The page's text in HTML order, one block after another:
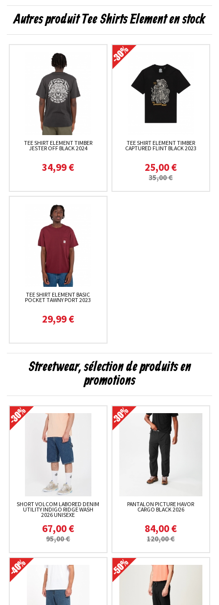
Autres produit Tee Shirts Element en stock
TEE SHIRT ELEMENT TIMBER
JESTER OFF BLACK 2024
34,99 €
TEE SHIRT ELEMENT TIMBER
CAPTURED FLINT BLACK 2023
25,00 €
35,00 €
TEE SHIRT ELEMENT BASIC
POCKET TAWNY PORT 2023
29,99 €
Streetwear, sélection de produits en
promotions
SHORT VOLCOM LABORED DENIM
UTILITY INDIGO RIDGE WASH
2026 UNISEXE
67,00 €
95,00 €
PANTALON PICTURE HAVOR
CARGO BLACK 2026
84,00 €
120,00 €